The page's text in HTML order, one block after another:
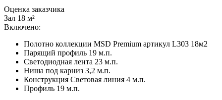
Оценка заказчика
Зал 18 м²
Включено:
Полотно коллекции MSD Premium артикул L303 18м2
Парящий профиль 19 м.п.
Светодиодная лента 23 м.п.
Ниша под карниз 3,2 м.п.
Конструкция Световая линия 4 м.п.
Профиль 19 м.п.